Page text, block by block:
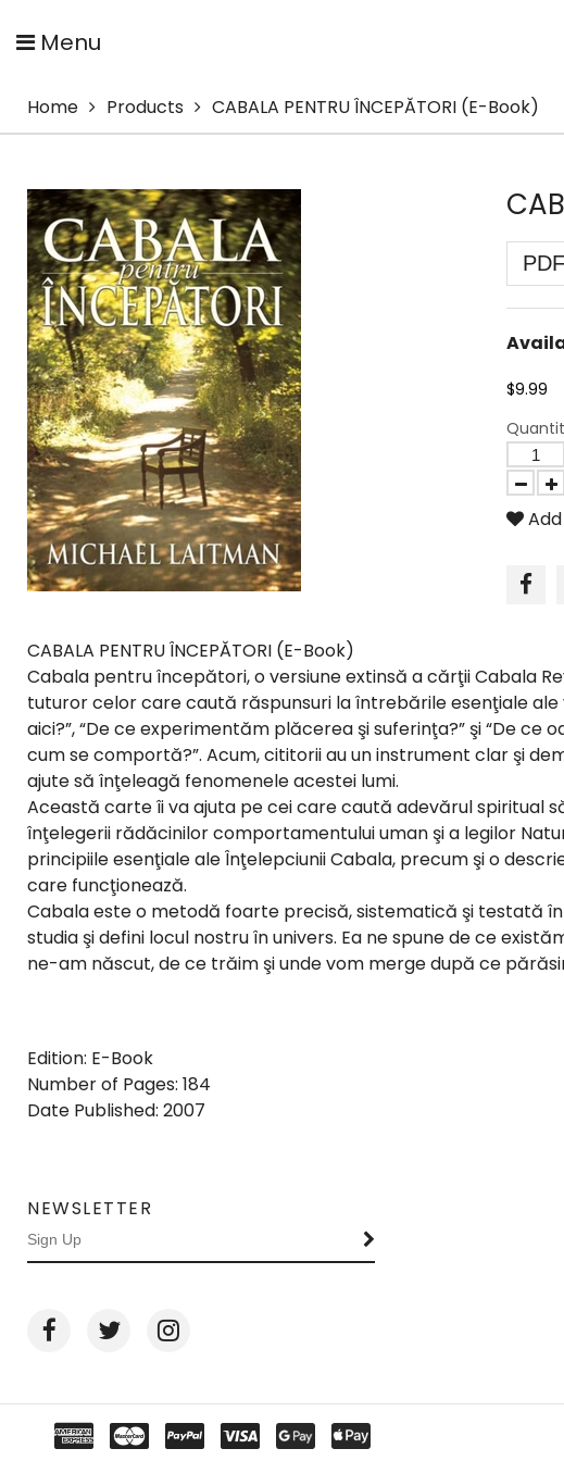
Menu
Home Products CABALA PENTRU ÎNCEPĂTORI (E-Book)
$9.99
CABALA PENTRU ÎNCEPĂTORI (E-Book)
Cabala pentru începători, o versiune extinsă a cărţii Cabala
tuturor celor care caută răspunsuri la întrebările esenţiale ale
aici?”, “De ce experimentăm plăcerea şi suferinţa?” şi “De ce
cum se comportă?”. Acum, cititorii au un instrument clar şi
ajute să înţeleagă fenomenele acestei lumi.
Această carte îi va ajuta pe cei care caută adevărul spiritual
înţelegerii rădăcinilor comportamentului uman şi a legilor
principiile esenţiale ale Înţelepciunii Cabala, precum şi o
care funcţionează.
Cabala este o metodă foarte precisă, sistematică şi testată
studia şi defini locul nostru în univers. Ea ne spune de ce
ne-am născut, de ce trăim şi unde vom merge după ce
Edition: E-Book
Number of Pages: 184
Date Published: 2007
NEWSLETTER